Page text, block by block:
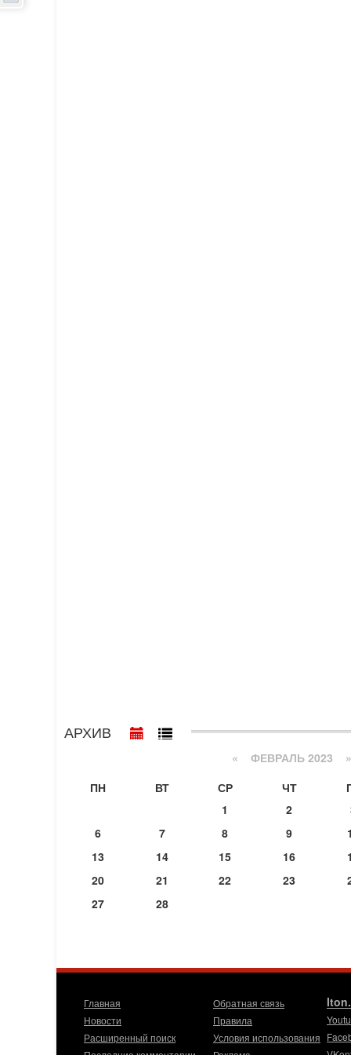
АРХИВ
« ФЕВРАЛЬ 2023 »
ПН
ВТ СР ЧТ
1
2
6
7 8 9
13
14 15 16
20
21 22 23
27
28
Главная
Новости
Расширенный поиск
Обратная связь
Правила
Условия использования